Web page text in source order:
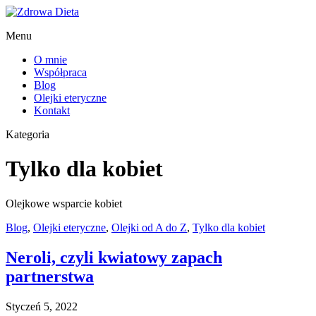
Menu
O mnie
Współpraca
Blog
Olejki eteryczne
Kontakt
Kategoria
Tylko dla kobiet
Olejkowe wsparcie kobiet
Blog, Olejki eteryczne, Olejki od A do Z, Tylko dla kobiet
Neroli, czyli kwiatowy zapach
partnerstwa
Styczeń 5, 2022